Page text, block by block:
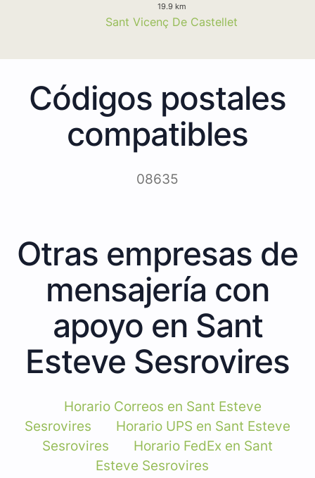
19.9 km
Sant Vicenç De Castellet
Códigos postales
compatibles
08635
Otras empresas de
mensajería con
apoyo en Sant
Esteve Sesrovires
Horario Correos en Sant Esteve
Sesrovires
Horario UPS en Sant Esteve
Sesrovires
Horario FedEx en Sant
Esteve Sesrovires